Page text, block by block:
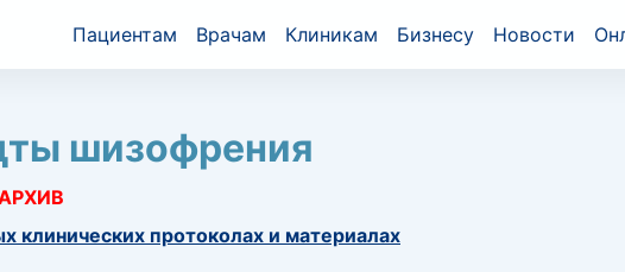
Пациентам Врачам Клиникам Бизнесу Новости
шизофрения
клинических протоколах и материалах